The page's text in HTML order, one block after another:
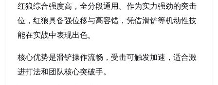
红狼综合强度高，全分段通用。作为实力强劲的突击
位，红狼具备强位移与高容错，凭借滑铲等机动性技
能在实战中表现出色。
核心优势是滑铲操作流畅，受击可触发加速，适合激
进打法和团队核心突破手。